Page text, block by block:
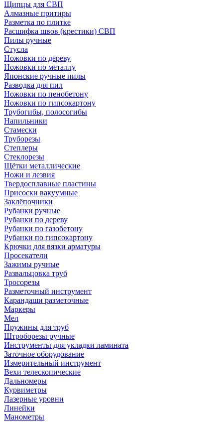
Щипцы для СВП
Алмазные притиры
Разметка по плитке
Расшифка швов (крестики) СВП
Пилы ручные
Стусла
Ножовки по дереву
Ножовки по металлу
Японские ручные пилы
Разводка для пил
Ножовки по пенобетону
Ножовки по гипсокартону
Трубогибы, полосогибы
Напильники
Стамески
Труборезы
Степлеры
Стеклорезы
Щётки металлические
Ножи и лезвия
Твердосплавные пластины
Присоски вакуумные
Заклёпочники
Рубанки ручные
Рубанки по дереву
Рубанки по газобетону
Рубанки по гипсокартону
Крючки для вязки арматуры
Просекатели
Зажимы ручные
Развальцовка труб
Тросорезы
Разметочный инструмент
Карандаши разметочные
Маркеры
Мел
Пружины для труб
Штроборезы ручные
Инструменты для укладки ламината
Заточное оборудование
Измерительный инструмент
Вехи телескопические
Дальномеры
Курвиметры
Лазерные уровни
Линейки
Манометры